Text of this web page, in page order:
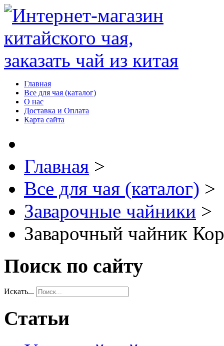
Главная
Все для чая (каталог)
О нас
Доставка и Оплата
Карта сайта
Главная >
Все для чая (каталог) >
Заварочные чайники >
Заварочный чайник
Поиск по сайту
Искать...
Статьи